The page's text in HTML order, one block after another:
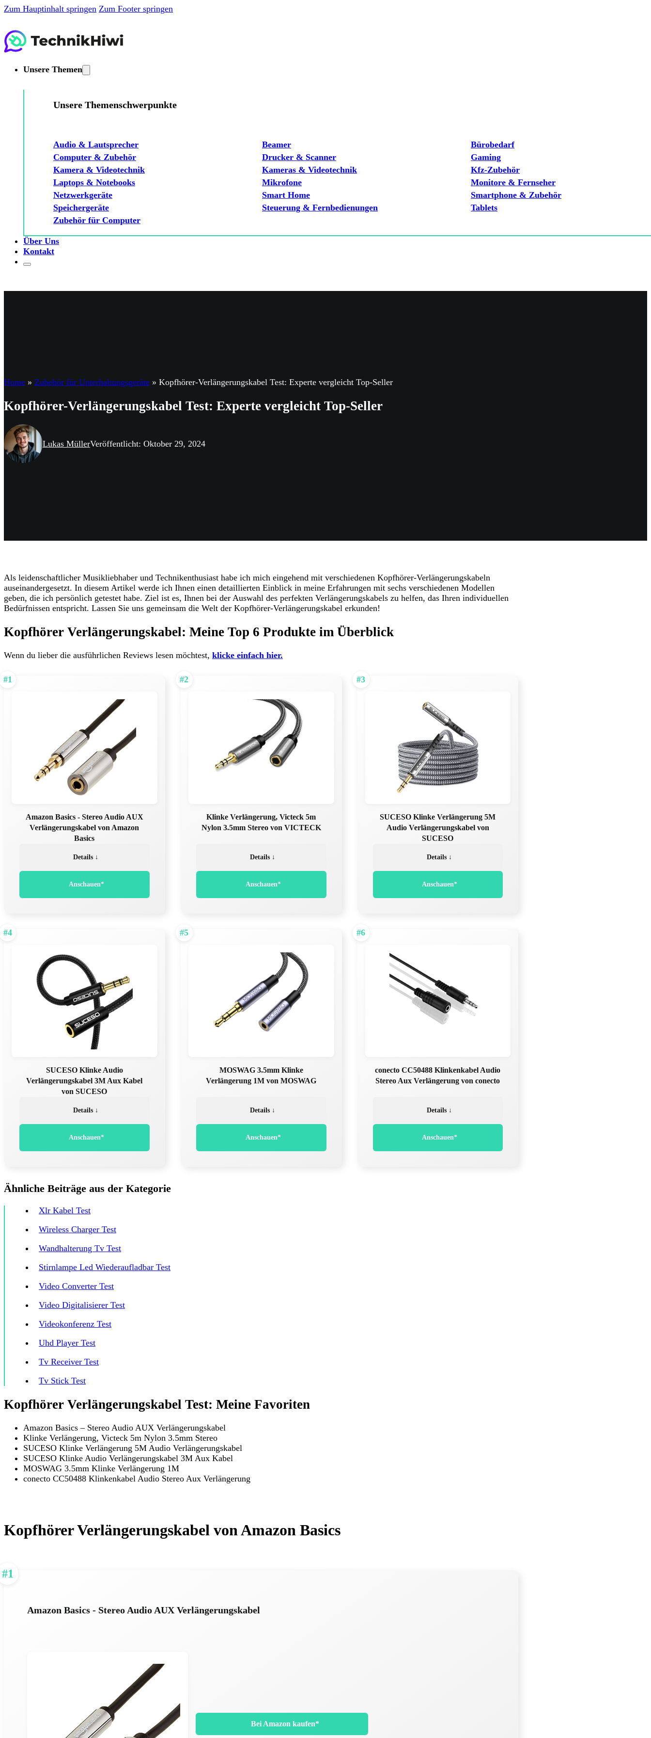
Zum Hauptinhalt springen Zum Footer springen
Unsere Themen
Unsere Themenschwerpunkte
Audio & Lautsprecher Beamer
Bürobedarf
Computer & Zubehör
Drucker & Scanner
Gaming
Kamera & Videotechnik
Kameras & Videotechnik
Kfz-Zubehör
Laptops & Notebooks
Mikrofone
Monitore & Fernseher
Netzwerkgeräte
Smart Home
Smartphone & Zubehör
Speichergeräte
Steuerung & Fernbedienungen
Tablets
Zubehör für Computer
Über Uns
Kontakt
Home » Zubehör für Unterhaltungsgeräte » Kopfhörer-Verlängerungskabel Test: Experte vergleicht Top-Seller
Kopfhörer-Verlängerungskabel Test: Experte vergleicht Top-Seller
Lukas MüllerVeröffentlicht: Oktober 29, 2024
Als leidenschaftlicher Musikliebhaber und Technikenthusiast habe ich mich eingehend mit verschiedenen Kopfhörer-Verlängerungskabeln
auseinandergesetzt. In diesem Artikel werde ich Ihnen einen detaillierten Einblick in meine Erfahrungen mit sechs verschiedenen Modellen
geben, die ich persönlich getestet habe. Ziel ist es, Ihnen bei der Auswahl des perfekten Verlängerungskabels zu helfen, das Ihren individuellen
Bedürfnissen entspricht. Lassen Sie uns gemeinsam die Welt der Kopfhörer-Verlängerungskabel erkunden!
Kopfhörer Verlängerungskabel: Meine Top 6 Produkte im Überblick
Wenn du lieber die ausführlichen Reviews lesen möchtest, klicke einfach hier.
#1
Amazon Basics - Stereo Audio AUX
Verlängerungskabel von Amazon
Basics
Details ↓
Anschauen*
#2
Klinke Verlängerung, Victeck 5m
Nylon 3.5mm Stereo von VICTECK
Details ↓
Anschauen*
#3
SUCESO Klinke Verlängerung 5M
Audio Verlängerungskabel von
SUCESO
Details ↓
Anschauen*
#4
SUCESO Klinke Audio
Verlängerungskabel 3M Aux Kabel
von SUCESO
Details ↓
Anschauen*
#5
MOSWAG 3.5mm Klinke
Verlängerung 1M von MOSWAG
Details ↓
Anschauen*
#6
conecto CC50488 Klinkenkabel Audio
Stereo Aux Verlängerung von conecto
Details ↓
Anschauen*
Ähnliche Beiträge aus der Kategorie
Xlr Kabel Test
Wireless Charger Test
Wandhalterung Tv Test
Stirnlampe Led Wiederaufladbar Test
Video Converter Test
Video Digitalisierer Test
Videokonferenz Test
Uhd Player Test
Tv Receiver Test
Tv Stick Test
Kopfhörer Verlängerungskabel Test: Meine Favoriten
Amazon Basics – Stereo Audio AUX Verlängerungskabel
Klinke Verlängerung, Victeck 5m Nylon 3.5mm Stereo
SUCESO Klinke Verlängerung 5M Audio Verlängerungskabel
SUCESO Klinke Audio Verlängerungskabel 3M Aux Kabel
MOSWAG 3.5mm Klinke Verlängerung 1M
conecto CC50488 Klinkenkabel Audio Stereo Aux Verlängerung
Kopfhörer Verlängerungskabel von Amazon Basics
#1
Amazon Basics - Stereo Audio AUX Verlängerungskabel
Bei Amazon kaufen*